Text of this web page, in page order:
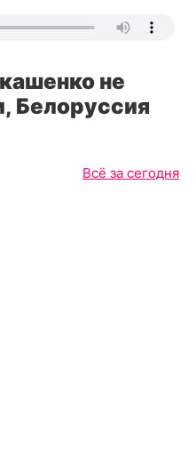
не
Белоруссия
Всё за сегодня